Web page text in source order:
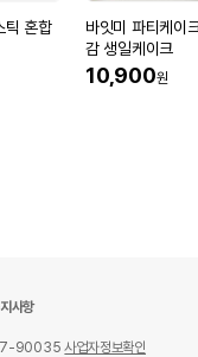
틱 혼합
바잇미 파티케이
감 생일케이크
10,900원
사항
87-90035사업자정보확인